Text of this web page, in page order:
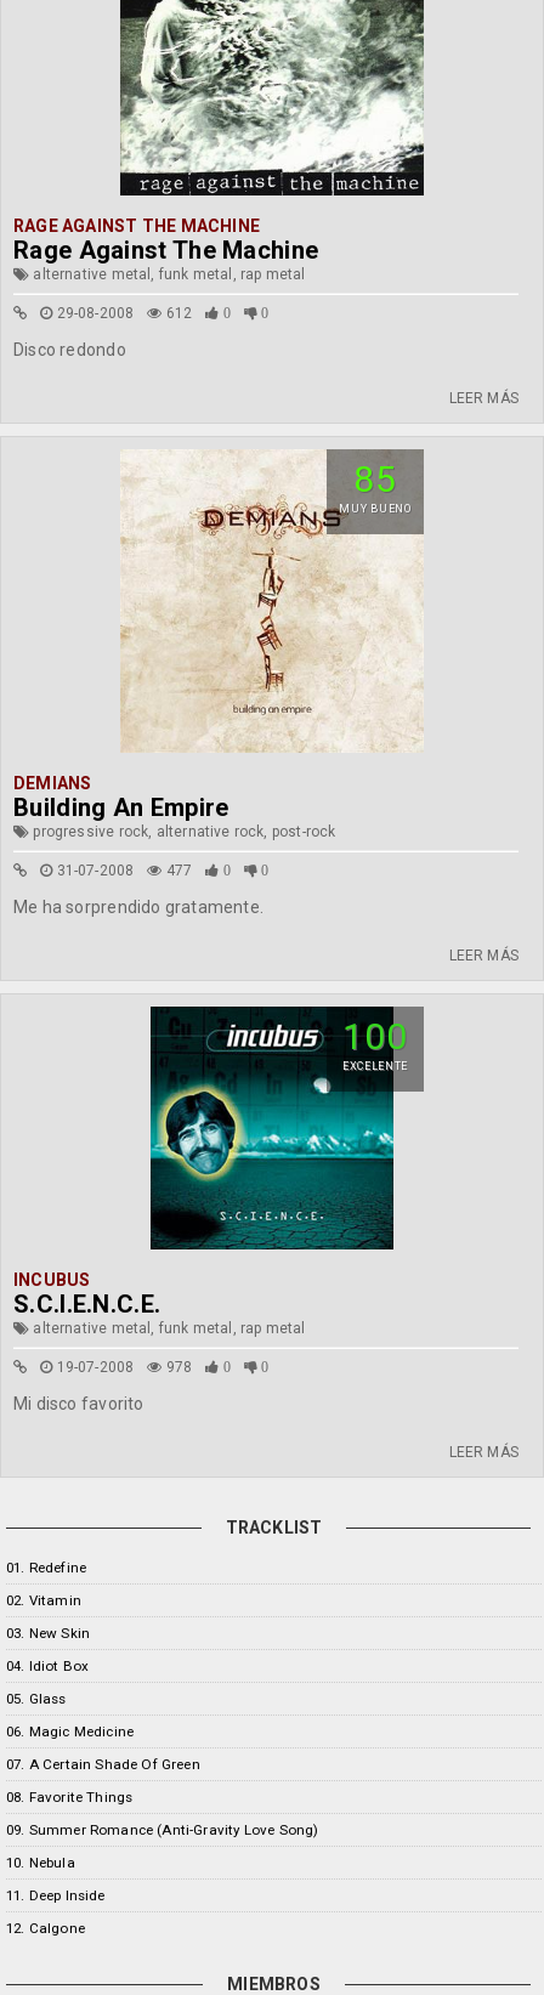
RAGE AGAINST THE MACHINE
Rage Against The Machine
alternative metal, funk metal, rap metal
29-08-2008 612 0 0
Disco redondo
LEER MÁS
85
MUY BUENO
DEMIANS
Building An Empire
progressive rock, alternative rock, post-rock
31-07-2008 477 0 0
Me ha sorprendido gratamente.
LEER MÁS
100
EXCELENTE
INCUBUS
S.C.I.E.N.C.E.
alternative metal, funk metal, rap metal
19-07-2008 978 0 0
Mi disco favorito
LEER MÁS
TRACKLIST
01. Redefine
02. Vitamin
03. New Skin
04. Idiot Box
05. Glass
06. Magic Medicine
07. A Certain Shade Of Green
08. Favorite Things
09. Summer Romance (Anti-Gravity Love Song)
10. Nebula
11. Deep Inside
12. Calgone
MIEMBROS